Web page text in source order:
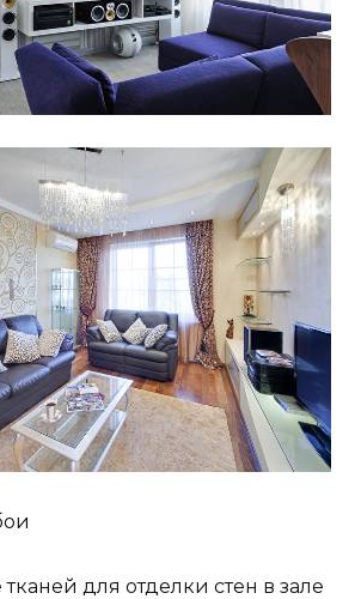
для отделки стен в зале